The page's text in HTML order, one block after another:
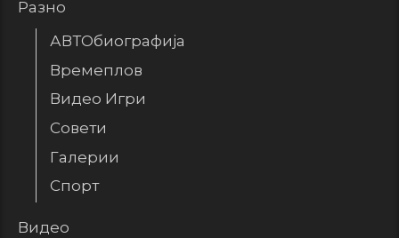
Разно
АВТОбиографија
Времеплов
Видео Игри
Совети
Галерии
Спорт
Видео